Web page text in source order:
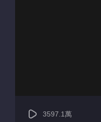
3597.1萬